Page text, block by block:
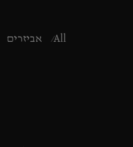
All
⁄ אביזרים